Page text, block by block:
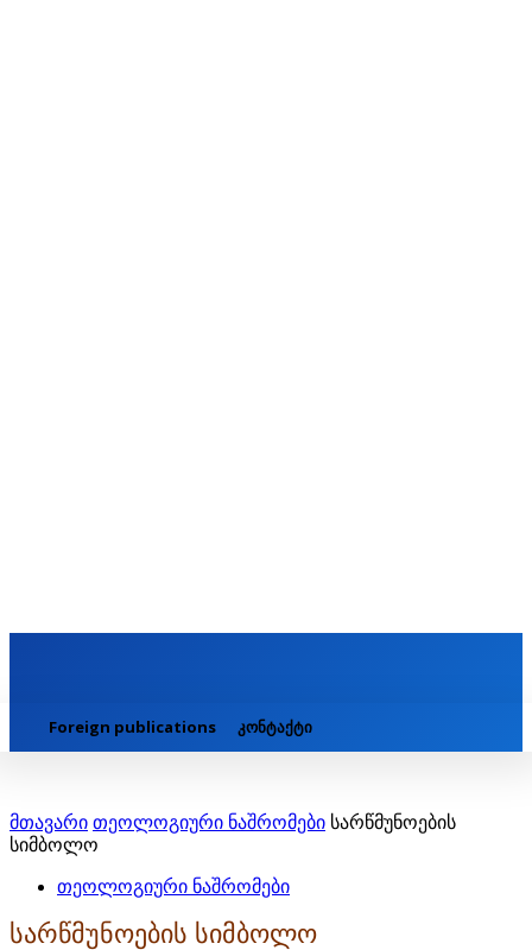
Foreign publications კონტაქტი
მთავარი თეოლოგიური ნაშრომები სარწმუნოების
სიმბოლო
თეოლოგიური ნაშრომები
სარწმუნოების სიმბოლო